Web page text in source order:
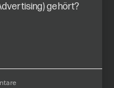
gehört?